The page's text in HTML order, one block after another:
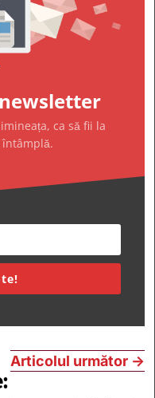
ca să fii la
întâmplă.
Articolul următor →